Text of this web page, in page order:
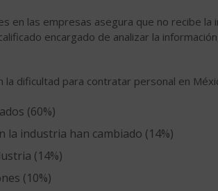
en las empresas asegura que no recibe la
encargado de analizar la
la dificultad para contratar personal en
(60%)
la industria han cambiado (14%)
(14%)
(10%)